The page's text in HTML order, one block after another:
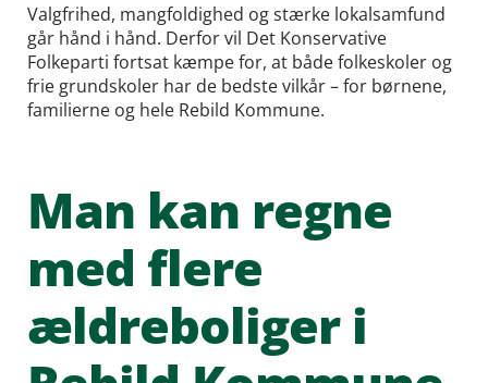
Valgfrihed, mangfoldighed og stærke lokalsamfund
går hånd i hånd. Derfor vil Det Konservative
Folkeparti fortsat kæmpe for, at både folkeskoler og
frie grundskoler har de bedste vilkår – for børnene,
familierne og hele Rebild Kommune.
Man kan regne
med flere
ældreboliger i